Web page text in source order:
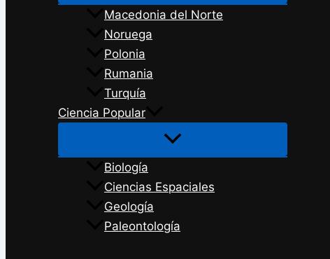
Macedonia del Norte
Noruega
Polonia
Rumania
Turquía
Ciencia Popular
Biología
Ciencias Espaciales
Geología
Paleontología